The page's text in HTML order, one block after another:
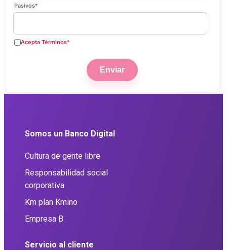
Pasivos*
Acepta Términos*
Somos un Banco Digital
Cultura de gente libre
Responsabilidad social
corporativa
Km plan Kmino
Empresa B
Servicio al cliente